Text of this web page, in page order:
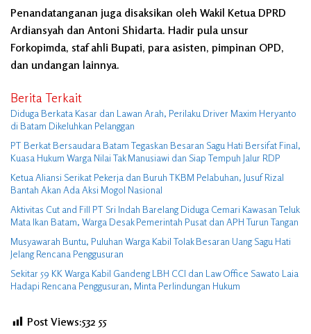
Penandatanganan juga disaksikan oleh Wakil Ketua DPRD
Ardiansyah dan Antoni Shidarta. Hadir pula unsur
Forkopimda, staf ahli Bupati, para asisten, pimpinan OPD,
dan undangan lainnya.
Berita Terkait
Diduga Berkata Kasar dan Lawan Arah, Perilaku Driver Maxim Heryanto
di Batam Dikeluhkan Pelanggan
PT Berkat Bersaudara Batam Tegaskan Besaran Sagu Hati Bersifat Final,
Kuasa Hukum Warga Nilai Tak Manusiawi dan Siap Tempuh Jalur RDP
Ketua Aliansi Serikat Pekerja dan Buruh TKBM Pelabuhan, Jusuf Rizal
Bantah Akan Ada Aksi Mogol Nasional
Aktivitas Cut and Fill PT Sri Indah Barelang Diduga Cemari Kawasan Teluk
Mata Ikan Batam, Warga Desak Pemerintah Pusat dan APH Turun Tangan
Musyawarah Buntu, Puluhan Warga Kabil Tolak Besaran Uang Sagu Hati
Jelang Rencana Penggusuran
Sekitar 59 KK Warga Kabil Gandeng LBH CCI dan Law Office Sawato Laia
Hadapi Rencana Penggusuran, Minta Perlindungan Hukum
Post Views:532 55